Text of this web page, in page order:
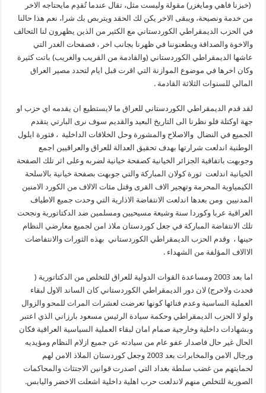
(خبزنا فاهي ومايغزر) مقولة وليست مثل، تقال عندما تُقدِم مايحتاجه الاخر
من خدمة ونصيحة، ويبقى الاخر يكن لك الحقد ويتربص بك شرا، نعم هذا حالنا
في الحزب الديمقراطي الكوردستاني مع الكثير من الذين يظهرون لنا التحالف
والاخوة والصداقة ويطعنوننا في ظهرنا بجانب اخر ، فصفحات الغدر التي
عاشها الديمقراطي الكوردستاني (والقادمة من القريب والغريب) باتت كثيرة
وكان اخرها في موضوع الموازنة التي اقرت قبل ايام لتحدد مصير العراق
المالي للسنوات الثلاثة القادمة .
لقد قدم الديمقراطي الكوردستاني للعراق ما لايستطيع ان يقدمه اي حزب او
جهة اوكتلة فلو نظرنا الى التاريخ البعيد والقديم سوف نرى البارتي يتقدم
الجميع في النضال والاصلاح والمشورة وحل الخلافات الداخلية ، فثورة ايلول
الوطنية اندلعت شرارتها بهدف تحقيق العدالة للعراق والعراقيين اجمع
وجوبهت باتفاقية الجزائر الخيانية كصفحة خيانية لضربه وعلى اثر تلك الصفحة
الخيانية اندلعت ثورة كولان المباركة والتي جوبهت بصفحة خيانية بالاسلحة
الكيمياوية المحرمة وتهجير الاف القرى وقتل مئات الالاف من الكورد الامنين
المدنيين ومن بعدها اندلعت الانتفاضة الاذارية التي وحدت جميع الاطياف
العراقية عربا وكوردا سنة وشيعة مسيحيين ومسلمين ضد الدكتاتورية ونجحت
تلك الانتفاضة المباركة في جعل كوردستان ملاذ امن لجميع معارضي النظام
حينها ، وقدم الحزب الديمقراطي الكوردستاني بهذه الثورات والانتفاضات
الاالاف المؤلفة من الشهداء .
اما بعد 2003 ومساعدة القوات الدولية للعراق للتخلص من الدكتاتورية (
فحدث ولاحرج) لان دور الديمقراطي الكوردستاني كان الساند الاول لبقاء
العملية الساسية وعدم فنائها كونها تعرضت لعشرات المرات للمحو والزوال
ولو لا الحزب الديمقراطي وحكمة سيادة الرئيس مسعود بارزاني الذي اعتبر
وبشهادات داخلية وخارجية صمام امان لبقاء العملية السياسية العراقية فكان
الحال غير حال فاصدار عفو عام من سيادته عن جميع ازلام النظام ومؤيديه
ورجال الامن والمخابرات بعد 2003 وجعل كوردستان الملاذ الامن لهم
لحمايتهم من غضب سلطة بغداد التي اصدرت قوانين الاجتثاث والمحاكمات
الصورية للتخلص منهم لاندلعت حرب اهلية داخلية اشعلت الاخضر واليابس.